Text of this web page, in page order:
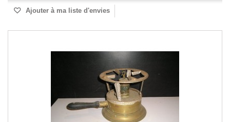
Ajouter à ma liste d'envies